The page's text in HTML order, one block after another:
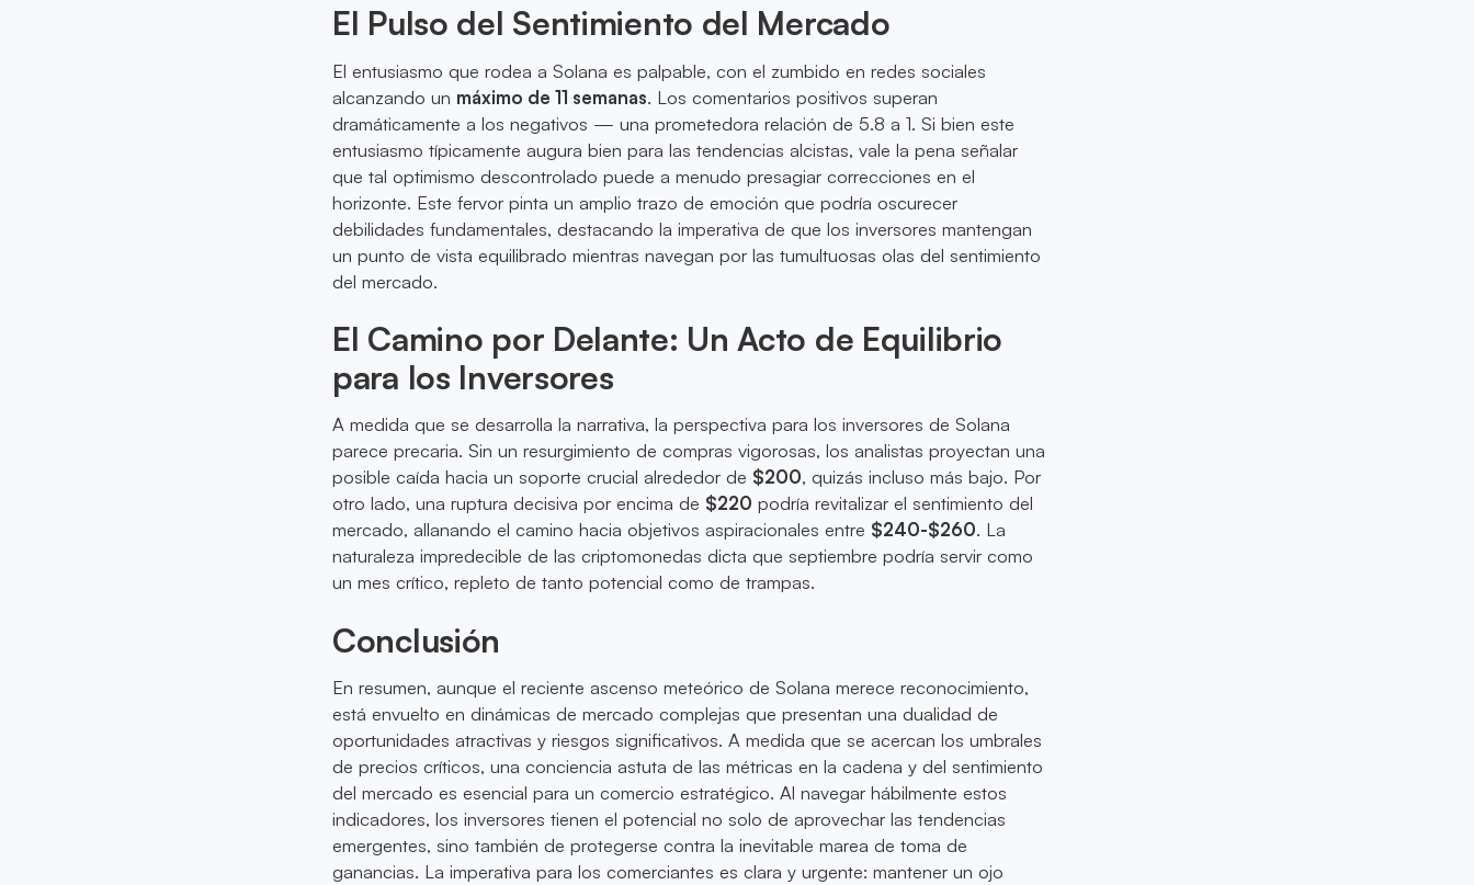
El Pulso del Sentimiento del Mercado
El entusiasmo que rodea a Solana es palpable, con el zumbido en redes sociales
alcanzando un máximo de 11 semanas. Los comentarios positivos superan
dramáticamente a los negativos — una prometedora relación de 5.8 a 1. Si bien este
entusiasmo típicamente augura bien para las tendencias alcistas, vale la pena señalar
que tal optimismo descontrolado puede a menudo presagiar correcciones en el
horizonte. Este fervor pinta un amplio trazo de emoción que podría oscurecer
debilidades fundamentales, destacando la imperativa de que los inversores mantengan
un punto de vista equilibrado mientras navegan por las tumultuosas olas del sentimiento
del mercado.
El Camino por Delante: Un Acto de Equilibrio
para los Inversores
A medida que se desarrolla la narrativa, la perspectiva para los inversores de Solana
parece precaria. Sin un resurgimiento de compras vigorosas, los analistas proyectan una
posible caída hacia un soporte crucial alrededor de $200, quizás incluso más bajo. Por
otro lado, una ruptura decisiva por encima de $220 podría revitalizar el sentimiento del
mercado, allanando el camino hacia objetivos aspiracionales entre $240-$260. La
naturaleza impredecible de las criptomonedas dicta que septiembre podría servir como
un mes crítico, repleto de tanto potencial como de trampas.
Conclusión
En resumen, aunque el reciente ascenso meteórico de Solana merece reconocimiento,
está envuelto en dinámicas de mercado complejas que presentan una dualidad de
oportunidades atractivas y riesgos significativos. A medida que se acercan los umbrales
de precios críticos, una conciencia astuta de las métricas en la cadena y del sentimiento
del mercado es esencial para un comercio estratégico. Al navegar hábilmente estos
indicadores, los inversores tienen el potencial no solo de aprovechar las tendencias
emergentes, sino también de protegerse contra la inevitable marea de toma de
ganancias. La imperativa para los comerciantes es clara y urgente: mantener un ojo